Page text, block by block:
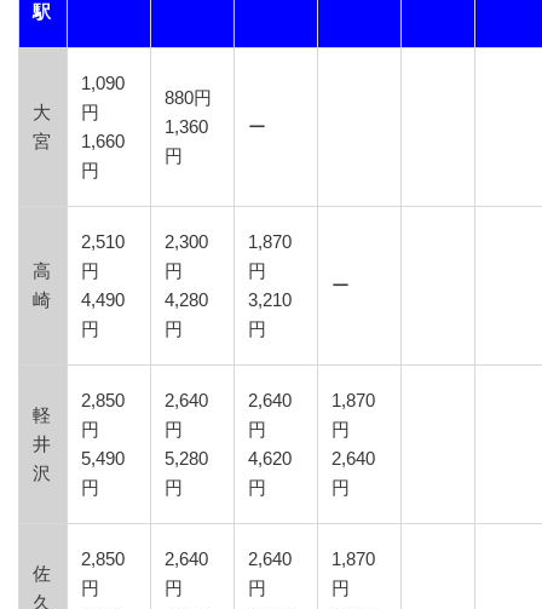
駅
大
宮
1,090
円
1,660
円
880円
1,360
円
ー
高
崎
2,510
円
4,490
円
2,300
円
4,280
円
1,870
円
3,210
円
ー
軽
井
沢
2,850
円
5,490
円
2,640
円
5,280
円
2,640
円
4,620
円
1,870
円
2,640
円
佐
久
2,850
円
2,640
円
2,640
円
1,870
円